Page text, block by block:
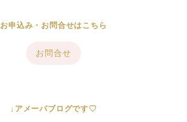
お申込み・お問合せはこちら
お問合せ
↓アメーバブログです♡